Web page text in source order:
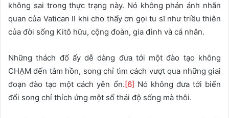
không sai trong thực trạng này. Nó không phản ánh nhãn
quan của Vatican II khi cho thấy ơn gọi tu sĩ như triều thiên
của đời sống Kitô hữu, cộng đoàn, gia đình và cá nhân.
Những thách đố ấy dễ dàng đưa tới một đào tạo không
CHẠM đến tâm hồn, song chỉ tìm cách vượt qua những giai
đoạn đào tạo một cách yên ổn.[6] Nó không đưa tới biến
đổi song chỉ thích ứng một số thái độ sống mà thôi.